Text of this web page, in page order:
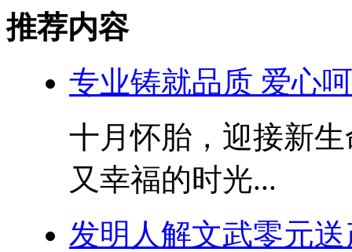
推荐内容
专业铸就品质 爱心
十月怀胎，迎接新
又幸福的时光...
发明人解文武零元